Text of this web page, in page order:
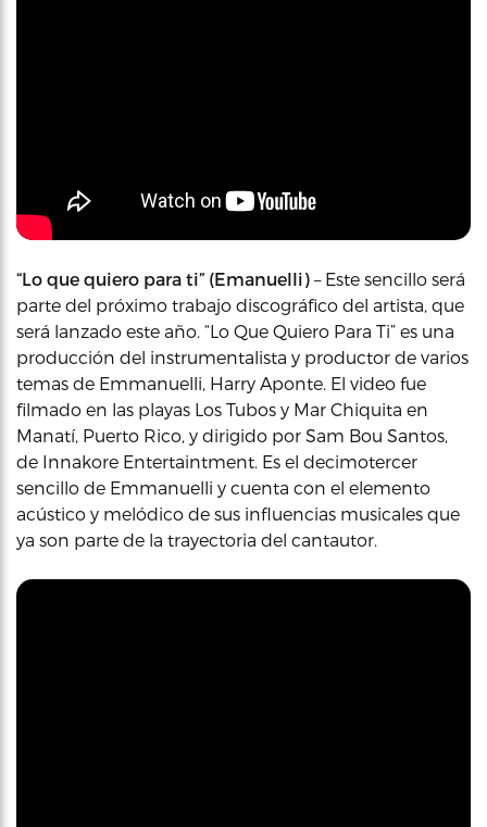
“Lo que quiero para ti” (Emanuelli) – Este sencillo será
parte del próximo trabajo discográfico del artista, que
será lanzado este año. “Lo Que Quiero Para Ti” es una
producción del instrumentalista y productor de varios
temas de Emmanuelli, Harry Aponte. El video fue
filmado en las playas Los Tubos y Mar Chiquita en
Manatí, Puerto Rico, y dirigido por Sam Bou Santos,
de Innakore Entertaintment. Es el decimotercer
sencillo de Emmanuelli y cuenta con el elemento
acústico y melódico de sus influencias musicales que
ya son parte de la trayectoria del cantautor.